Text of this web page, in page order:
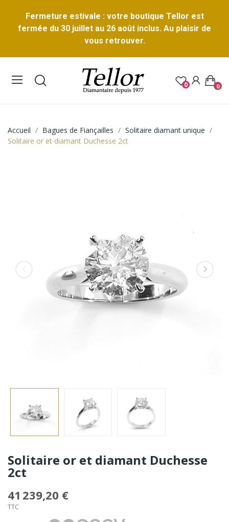
Fermeture estivale : votre boutique Tellor est
fermée du 30 juillet au 26 août inclus. Au plaisir de
vous retrouver.
0 0
Accueil Bagues de Fiançailles
Solitaire diamant unique
Solitaire or et diamant Duchesse 2ct
Solitaire or et diamant Duchesse
2ct
41 239,20 €
TTC